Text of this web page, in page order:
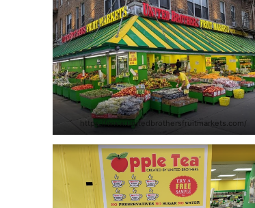
https://www.unitedbrothersfruitmarkets.com/